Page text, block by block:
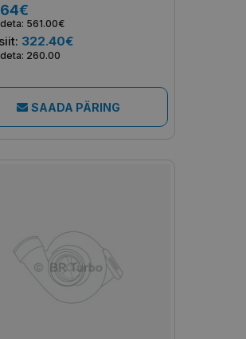
561.00€
322.40€
260.00
SAADA PÄRING